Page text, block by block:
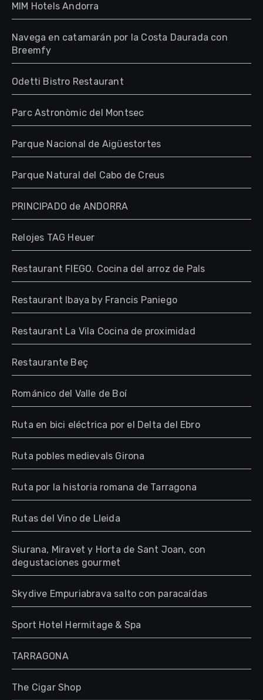
MIM Hotels Andorra
Navega en catamarán por la Costa Daurada con
Breemfy
Odetti Bistro Restaurant
Parc Astronòmic del Montsec
Parque Nacional de Aigüestortes
Parque Natural del Cabo de Creus
PRINCIPADO de ANDORRA
Relojes TAG Heuer
Restaurant FIEGO. Cocina del arroz de Pals
Restaurant Ibaya by Francis Paniego
Restaurant La Vila Cocina de proximidad
Restaurante Beç
Románico del Valle de Boí
Ruta en bici eléctrica por el Delta del Ebro
Ruta pobles medievals Girona
Ruta por la historia romana de Tarragona
Rutas del Vino de Lleida
Siurana, Miravet y Horta de Sant Joan, con
degustaciones gourmet
Skydive Empuriabrava salto con paracaídas
Sport Hotel Hermitage & Spa
TARRAGONA
The Cigar Shop